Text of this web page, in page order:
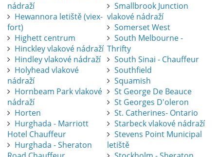
nádraží
Hewannora letiště (viex-
fort)
Highett centrum
Hinckley vlakové nádraží
Hindley vlakové nádraží
Holyhead vlakové
nádraží
Hornbeam Park vlakové
nádraží
Horten
Hurghada - Marriott
Hotel Chauffeur
Hurghada - Sheraton
Smallbrook Junction
vlakové nádraží
Somerset West
South Melbourne -
Thrifty
South Sinai - Chauffeur
Southfield
Squamish
St George De Beauce
St Georges D'oleron
St. Catherines- Ontario
Starbeck vlakové nádraží
Stevens Point Municipal
letiště